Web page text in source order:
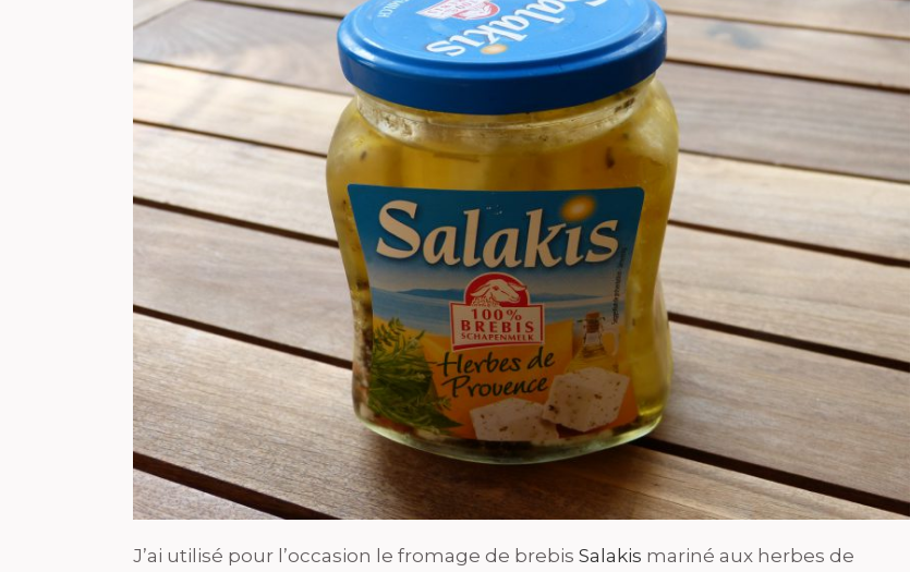
J’ai utilisé pour l’occasion le fromage de brebis Salakis mariné aux herbes de